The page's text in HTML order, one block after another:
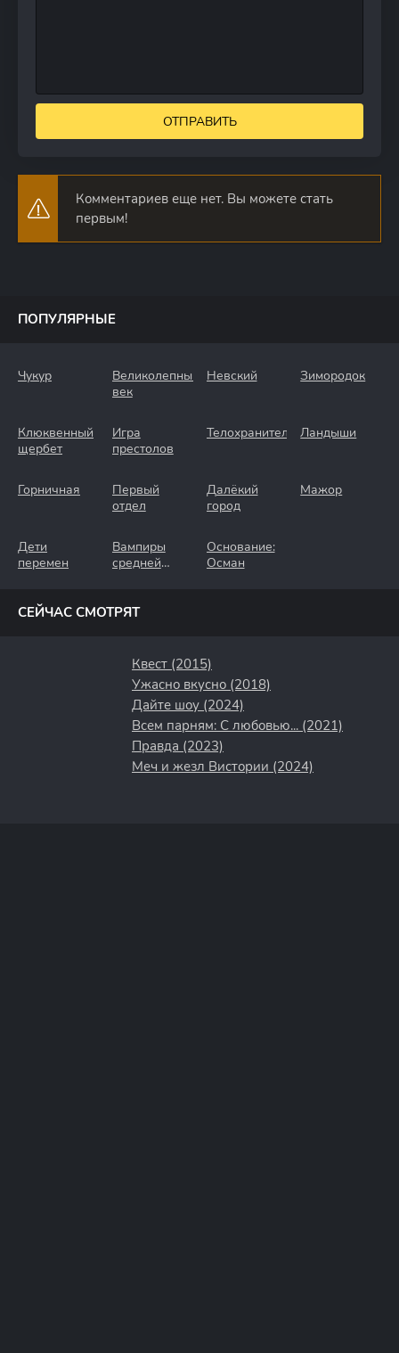
ОТПРАВИТЬ
Комментариев еще нет. Вы можете стать
первым!
ПОПУЛЯРНЫЕ
Чукур
Великолепный
век
Невский Зимородок
Клюквенный
щербет
Игра
престолов
Телохранители Ландыши
Горничная
Первый
отдел
Далёкий
город
Мажор
Дети
перемен
Вампиры
средней
Основание:
Осман
СЕЙЧАС СМОТРЯТ
Квест (2015)
Ужасно вкусно (2018)
Дайте шоу (2024)
Всем парням: С любовью... (2021)
Правда (2023)
Меч и жезл Вистории (2024)